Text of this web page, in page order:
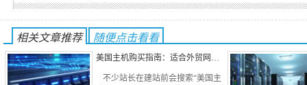
相关文章推荐 随便点击看看
美国主机购买指南：适合外贸网…
不少站长在建站前会搜索“美国主